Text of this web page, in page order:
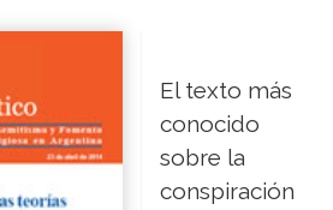
El texto más
conocido
sobre la
conspiración